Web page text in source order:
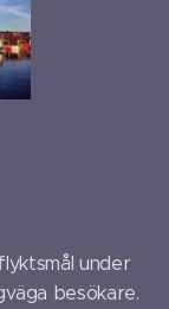
under
besökare.